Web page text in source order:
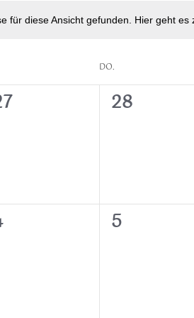
für diese Ansicht gefunden. Hier geht es
DO.
0
28
0
5